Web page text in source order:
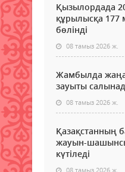
Қызылордада
құрылысқа 177
бөлінді
08 тамыз 2026 ж.
Жамбылда
зауыты
08 тамыз 2026 ж.
Қазақстанның
жауын-
күтіледі
08 тамыз 2026 ж.